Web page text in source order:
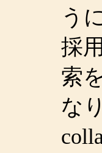
う
採
索
な